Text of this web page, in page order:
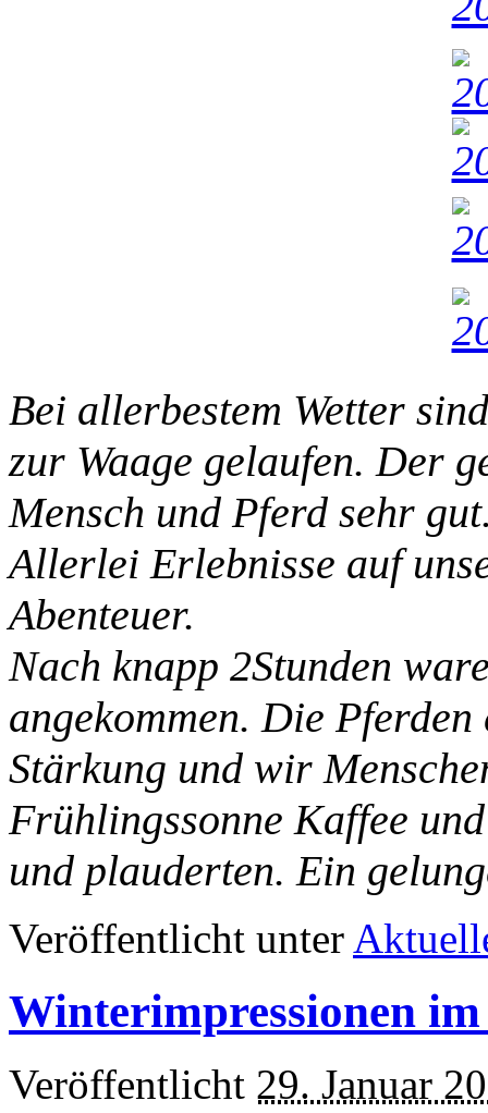
Bei allerbestem Wetter
zur Waage gelaufen. Der
Mensch und Pferd sehr
Allerlei Erlebnisse auf
Abenteuer.
Nach knapp 2Stunden
angekommen. Die
Stärkung und wir
Frühlingssonne Kaffee
und plauderten. Ein
Veröffentlicht unter
Winterimpressionen
Veröffentlicht 29. Januar